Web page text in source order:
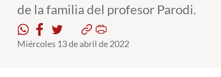
Formación Continua
de la familia del profesor Parodi.
Miércoles 13 de abril de 2022